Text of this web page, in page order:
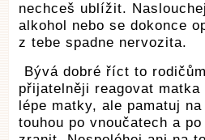
nechceš ublížit.
alkohol nebo se dokonce
z tebe spadne nervozita.
Bývá dobré říct to
přijatelněji reagovat
lépe matky, ale pamatuj
touhou po vnoučatech a